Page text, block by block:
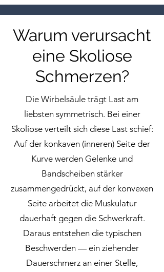
Warum verursacht
eine Skoliose
Schmerzen?
Die Wirbelsäule trägt Last am
liebsten symmetrisch. Bei einer
Skoliose verteilt sich diese Last schief:
Auf der konkaven (inneren) Seite der
Kurve werden Gelenke und
Bandscheiben stärker
zusammengedrückt, auf der konvexen
Seite arbeitet die Muskulatur
dauerhaft gegen die Schwerkraft.
Daraus entstehen die typischen
Beschwerden — ein ziehender
Dauerschmerz an einer Stelle,